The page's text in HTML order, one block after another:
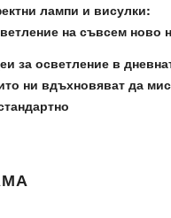
лампи и висулки:
на съвсем ново
за осветление в
ни вдъхновяват да